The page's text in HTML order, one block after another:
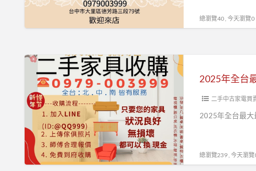
大
賣
總瀏覽40 , 今天瀏覽0
2025
台
大
最
信
賴
二手中古家電買
2025年全台最
總瀏覽239 , 今天瀏覽